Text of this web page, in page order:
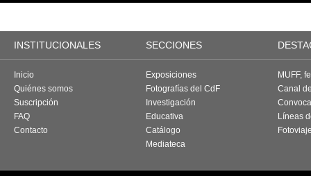
INSTITUCIONALES SECCIONES
Inicio
Quiénes somos
Suscripción
FAQ
Contacto
Exposiciones
Fotografías del CdF
Investigación
Educativa
Catálogo
Mediateca
MUFF,
Canal
Líneas